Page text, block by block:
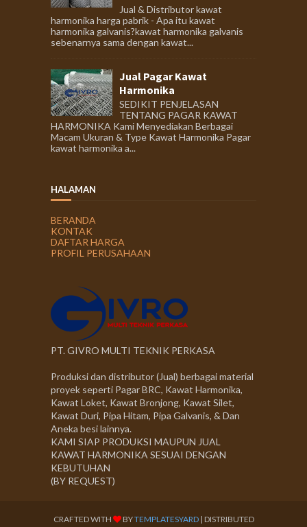
Jual & Distributor kawat
harmonika harga pabrik - Apa itu kawat
harmonika galvanis?kawat harmonika galvanis
sebenarnya sama dengan kawat...
Jual Pagar Kawat
Harmonika
SEDIKIT PENJELASAN
TENTANG PAGAR KAWAT
HARMONIKA Kami Menyediakan Berbagai
Macam Ukuran & Type Kawat Harmonika Pagar
kawat harmonika a...
HALAMAN
BERANDA
KONTAK
DAFTAR HARGA
PROFIL PERUSAHAAN
PT. GIVRO MULTI TEKNIK PERKASA
Produksi dan distributor (Jual) berbagai material
proyek seperti Pagar BRC, Kawat Harmonika,
Kawat Loket, Kawat Bronjong, Kawat Silet,
Kawat Duri, Pipa Hitam, Pipa Galvanis, & Dan
Aneka besi lainnya.
KAMI SIAP PRODUKSI MAUPUN JUAL
KAWAT HARMONIKA SESUAI DENGAN
KEBUTUHAN
(BY REQUEST)
CRAFTED WITH BYTEMPLATESYARD| DISTRIBUTED